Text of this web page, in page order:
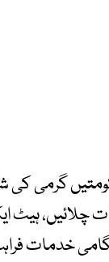
گرمی کی
ہیٹ
خدمات